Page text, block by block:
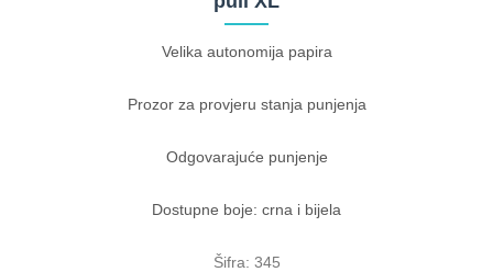
Velika autonomija papira
Prozor za provjeru stanja punjenja
Odgovarajuće punjenje
Dostupne boje: crna i bijela
Šifra: 345